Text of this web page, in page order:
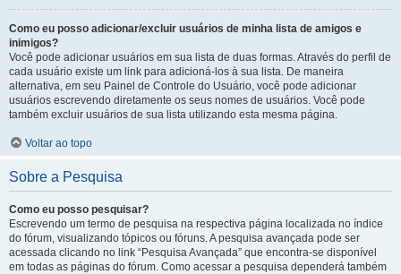
Como eu posso adicionar/excluir usuários de minha lista de amigos e
inimigos?
Você pode adicionar usuários em sua lista de duas formas. Através do perfil de
cada usuário existe um link para adicioná-los à sua lista. De maneira
alternativa, em seu Painel de Controle do Usuário, você pode adicionar
usuários escrevendo diretamente os seus nomes de usuários. Você pode
também excluir usuários de sua lista utilizando esta mesma página.
Voltar ao topo
Sobre a Pesquisa
Como eu posso pesquisar?
Escrevendo um termo de pesquisa na respectiva página localizada no índice
do fórum, visualizando tópicos ou fóruns. A pesquisa avançada pode ser
acessada clicando no link “Pesquisa Avançada” que encontra-se disponível
em todas as páginas do fórum. Como acessar a pesquisa dependerá também